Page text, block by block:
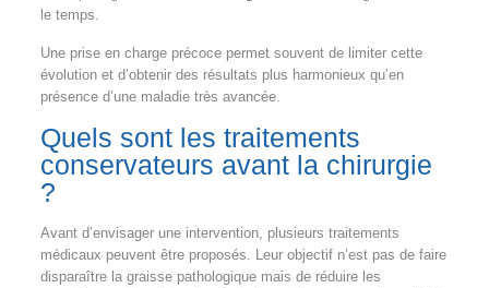
le temps.
Une prise en charge précoce permet souvent de limiter cette
évolution et d’obtenir des résultats plus harmonieux qu’en
présence d’une maladie très avancée.
Quels sont les traitements
conservateurs avant la chirurgie
?
Avant d’envisager une intervention, plusieurs traitements
médicaux peuvent être proposés. Leur objectif n’est pas de faire
disparaître la graisse pathologique mais de réduire les